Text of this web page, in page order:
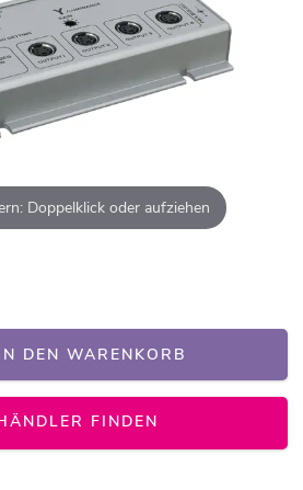
Doppelklick oder aufziehen
DEN WARENKORB
FINDEN